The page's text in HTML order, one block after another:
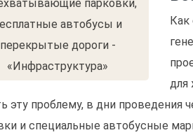
для
эту проблему, в дни проведения
и специальные автобусные